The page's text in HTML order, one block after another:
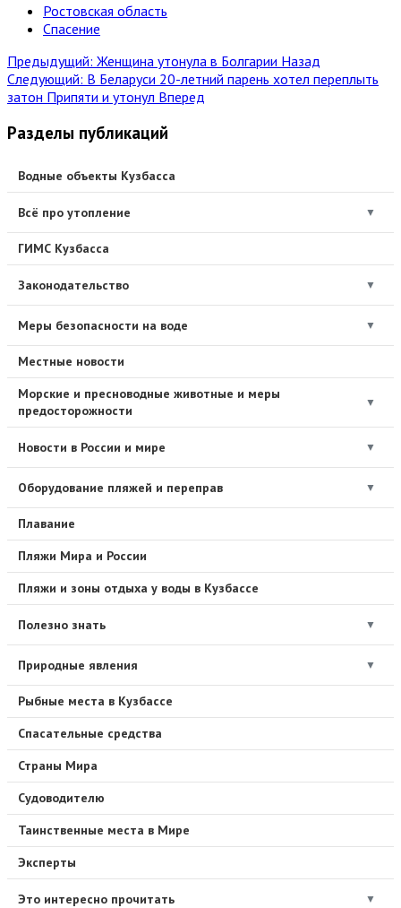
Ростовская область
Спасение
Предыдущий: Женщина утонула в Болгарии Назад
Следующий: В Беларуси 20-летний парень хотел переплыть
затон Припяти и утонул Вперед
Разделы публикаций
Водные объекты Кузбасса
Всё про утопление ▼
ГИМС Кузбасса
Законодательство ▼
Меры безопасности на воде ▼
Местные новости
Морские и пресноводные животные и меры
предосторожности
▼
Новости в России и мире ▼
Оборудование пляжей и переправ ▼
Плавание
Пляжи Мира и России
Пляжи и зоны отдыха у воды в Кузбассе
Полезно знать ▼
Природные явления ▼
Рыбные места в Кузбассе
Спасательные средства
Страны Мира
Судоводителю
Таинственные места в Мире
Эксперты
Это интересно прочитать ▼